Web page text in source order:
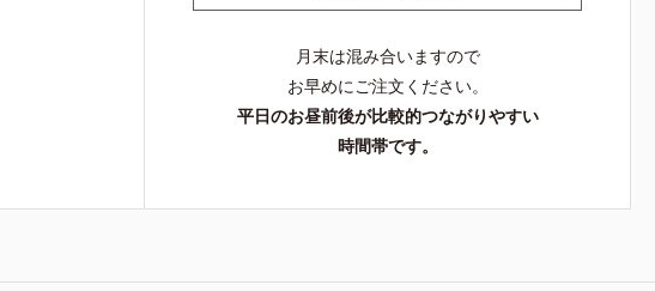
月末は混み合いますので
お早めにご注文ください。
平日のお昼前後が比較的つながりやすい
時間帯です。